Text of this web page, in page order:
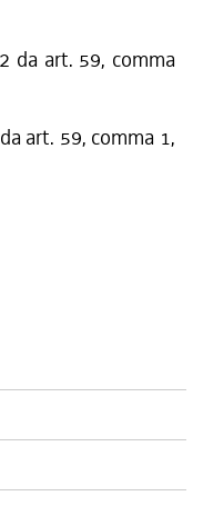
da art. 59, comma
art. 59, comma 1,